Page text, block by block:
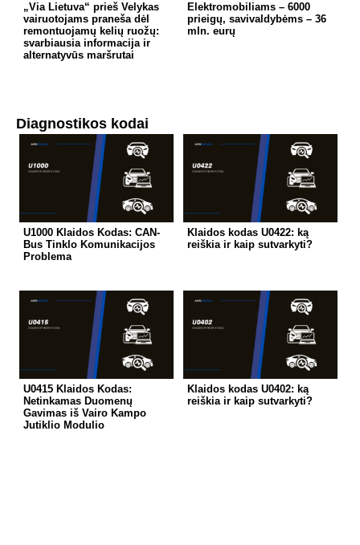
„Via Lietuva“ prieš Velykas
vairuotojams praneša dėl
remontuojamų kelių ruožų:
svarbiausia informacija ir
alternatyvūs maršrutai
Elektromobiliams – 6000
prieigų, savivaldybėms – 36
mln. eurų
Diagnostikos kodai
U1000 Klaidos Kodas: CAN-
Bus Tinklo Komunikacijos
Problema
Klaidos kodas U0422: ką
reiškia ir kaip sutvarkyti?
U0415 Klaidos Kodas:
Netinkamas Duomenų
Gavimas iš Vairo Kampo
Jutiklio Modulio
Klaidos kodas U0402: ką
reiškia ir kaip sutvarkyti?